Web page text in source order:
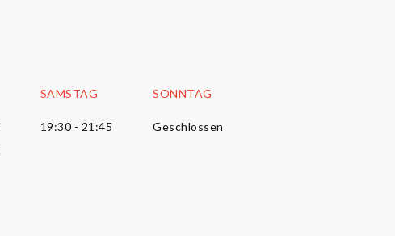
SAMSTAG
19:30 - 21:45
SONNTAG
Geschlossen